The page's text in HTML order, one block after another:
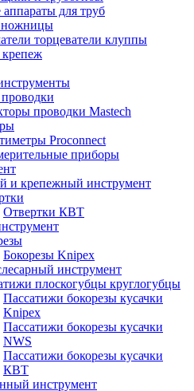
для труб
ножницы
торцеватели клуппы
проводки Mastech
Proconnect
приборы
и крепежный инструмент
Отвертки КВТ
Бокорезы Knipex
инструмент
плоскогубцы круглогубцы
Пассатижи бокорезы кусачки
Knipex
Пассатижи бокорезы кусачки
NWS
Пассатижи бокорезы кусачки
КВТ
инструмент